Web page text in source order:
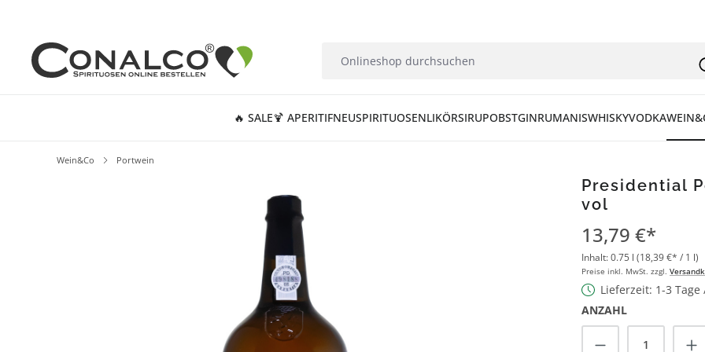
🔥 SALE🍹 APERITIFNEUSPIRITUOSENLIKÖRSIRUPOBSTGINRUMANISWHISKYVODKA
Wein&Co Portwein
Presidential
vol
13,79 €*
Inhalt:0.75 l (18,39 €* / 1 l)
Preise inkl. MwSt. zzgl.
Lieferzeit: 1-3
ANZAHL
Produkt